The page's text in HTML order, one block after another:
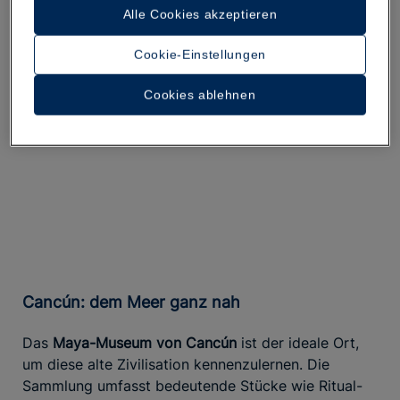
Maya-Kultur inspiriertenAll-Inclusive-Hotels direkt
am Strand, sowie desIberostar Waves Tucán, eines
Fünf-Sterne-Hotelsmitten im tropischen Dschungel.
Cancún: dem Meer ganz nah
Das Maya-Museum von Cancún ist der ideale Ort,
um diese alte Zivilisation kennenzulernen. Die
Sammlung umfasst bedeutende Stücke wie Ritual-
Cookie-Einstellungen
Cookies ablehnen
Alle Cookies akzeptieren